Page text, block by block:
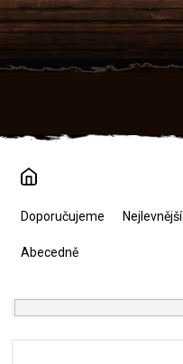
Přejít
na
obsah
p
Doporučujeme Nejlevnější
Abecedně